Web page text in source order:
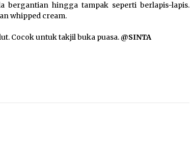
bergantian hingga tampak seperti berlapis-lapis.
whipped cream.
Cocok untuk takjil buka puasa.@SINTA